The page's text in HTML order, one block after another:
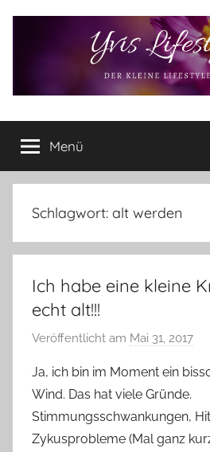
Yvis
Lifestyle
Lifestyle
Blog
–
Lifestyle,
Produkttests
vieles
Menü
Schlagwort: alt werden
Ich habe eine kleine
echt alt!!!
Veröffentlicht am Mai 31, 2017
n
v
o
Ja, ich bin im Moment ein
Wind. Das hat viele Gründe.
Stimmungsschwankungen,
Zykusprobleme (Mal ganz